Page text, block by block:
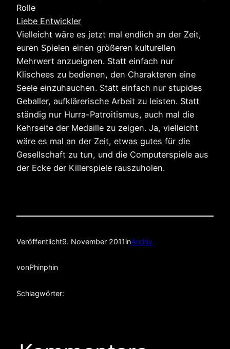
Rolle
Liebe Entwickler
Vielleicht wäre es jetzt mal endlich an der Zeit,
euren Spielen einen größeren kulturellen
Mehrwert anzueignen. Statt einfach nur
Klischees zu bedienen, den Charakteren eine
Seele einzuhauchen. Statt einfach nur stupides
Geballer, aufklärerische Arbeit zu leisten. Statt
ständig nur Hurra-Patroitismus, auch mal die
Kehrseite der Medaille zu zeigen. Ja, vielleicht
wäre es mal an der Zeit, etwas gutes für die
Gesellschaft zu tun, und die Computerspiele aus
der Ecke der Killerspiele rauszuholen.
Veröffentlicht9. November 2011inArchiv
vonPhinphin
Schlagwörter: